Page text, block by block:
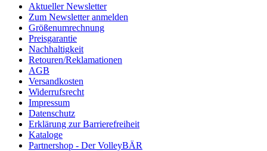
Aktueller Newsletter
Zum Newsletter anmelden
Größenumrechnung
Preisgarantie
Nachhaltigkeit
Retouren/Reklamationen
AGB
Versandkosten
Widerrufsrecht
Impressum
Datenschutz
Erklärung zur Barrierefreiheit
Kataloge
Partnershop - Der VolleyBÄR